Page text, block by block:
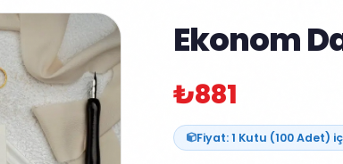
Ekonom
₺881
Fiyat: 1 Kutu (100 Adet)